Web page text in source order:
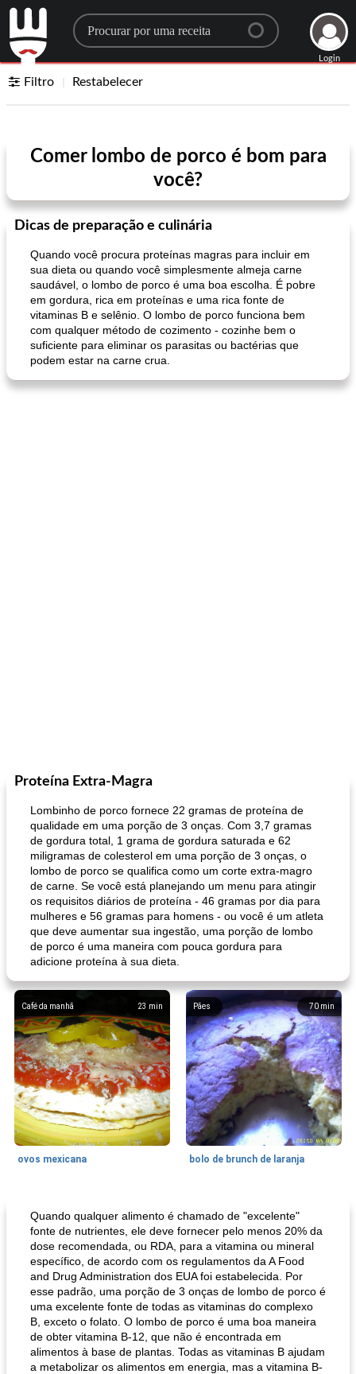
Search for a recipe
Login
Filtro Restabelecer
Comer lombo de porco é bom para
você?
Dicas de preparação e culinária
Quando você procura proteínas magras para incluir em
sua dieta ou quando você simplesmente almeja carne
saudável, o lombo de porco é uma boa escolha. É pobre
em gordura, rica em proteínas e uma rica fonte de
vitaminas B e selênio. O lombo de porco funciona bem
com qualquer método de cozimento - cozinhe bem o
suficiente para eliminar os parasitas ou bactérias que
podem estar na carne crua.
Proteína Extra-Magra
Lombinho de porco fornece 22 gramas de proteína de
qualidade em uma porção de 3 onças. Com 3,7 gramas
de gordura total, 1 grama de gordura saturada e 62
miligramas de colesterol em uma porção de 3 onças, o
lombo de porco se qualifica como um corte extra-magro
de carne. Se você está planejando um menu para atingir
os requisitos diários de proteína - 46 gramas por dia para
mulheres e 56 gramas para homens - ou você é um atleta
que deve aumentar sua ingestão, uma porção de lombo
de porco é uma maneira com pouca gordura para
adicione proteína à sua dieta.
23 min
Café da manhã
ovos mexicana
70 min
Pães
bolo de brunch de laranja
pão plano (out)
Quando qualquer alimento é chamado de "excelente"
fonte de nutrientes, ele deve fornecer pelo menos 20% da
dose recomendada, ou RDA, para a vitamina ou mineral
específico, de acordo com os regulamentos da A Food
and Drug Administration dos EUA foi estabelecida. Por
esse padrão, uma porção de 3 onças de lombo de porco é
uma excelente fonte de todas as vitaminas do complexo
B, exceto o folato. O lombo de porco é uma boa maneira
de obter vitamina B-12, que não é encontrada em
alimentos à base de plantas. Todas as vitaminas B ajudam
a metabolizar os alimentos em energia, mas a vitamina B-